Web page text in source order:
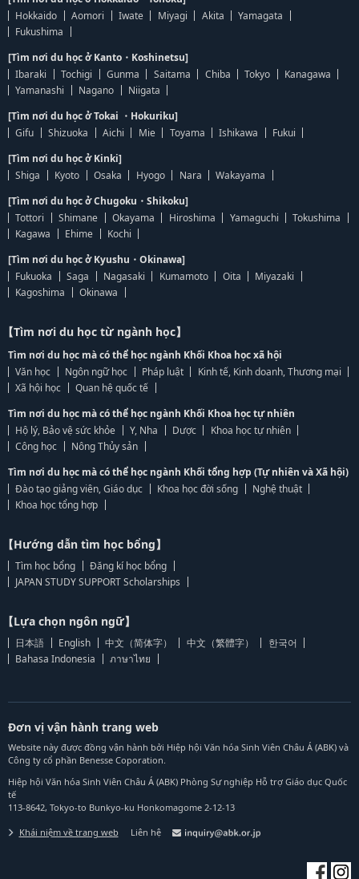
Hokkaido
Aomori Iwate Miyagi Akita
Yamagata
Fukushima
[Tìm nơi du học ở Kanto・Koshinetsu]
Ibaraki
Tochigi Gunma Saitama Chiba Tokyo
Kanagawa
Yamanashi
Nagano
Niigata
[Tìm nơi du học ở Tokai ・Hokuriku]
Gifu
Shizuoka Aichi Mie Toyama Ishikawa
Fukui
[Tìm nơi du học ở Kinki]
Shiga
Kyoto Osaka Hyogo Nara
Wakayama
[Tìm nơi du học ở Chugoku・Shikoku]
Tottori
Shimane Okayama Hiroshima Yamaguchi
Tokushima
Kagawa
Ehime
Kochi
[Tìm nơi du học ở Kyushu・Okinawa]
Fukuoka
Saga Nagasaki Kumamoto Oita
Miyazaki
Kagoshima
Okinawa
【Tìm nơi du học từ ngành học】
Tìm nơi du học mà có thể học ngành Khối Khoa học xã hội
Văn học
Ngôn ngữ học Pháp luật
Kinh tế, Kinh doanh, Thương mại
Xã hội học
Quan hệ quốc tế
Tìm nơi du học mà có thể học ngành Khối Khoa học tự nhiên
Hộ lý, Bảo vệ sức khỏe
Y, Nha Dược
Khoa học tự nhiên
Công học
Nông Thủy sản
Tìm nơi du học mà có thể học ngành Khối tổng hợp (Tự nhiên và Xã hội)
Đào tạo giảng viên, Giáo dục
Khoa học đời sống
Nghệ thuật
Khoa học tổng hợp
【Hướng dẫn tìm học bổng】
Tìm học bổng
Đăng kí học bổng
JAPAN STUDY SUPPORT Scholarships
【Lựa chọn ngôn ngữ】
日本語 English 中文（简体字） 中文（繁體字）
한국어
Bahasa Indonesia
ภาษาไทย
Đơn vị vận hành trang web
Website này được đồng vận hành bởi Hiệp hội Văn hóa Sinh Viên Châu Á (ABK) và
Công ty cổ phần Benesse Coporation.
Hiệp hội Văn hóa Sinh Viên Châu Á (ABK) Phòng Sự nghiệp Hỗ trợ Giáo dục Quốc
tế
113-8642, Tokyo-to Bunkyo-ku Honkomagome 2-12-13
Khái niệm về trang web Liên hệ